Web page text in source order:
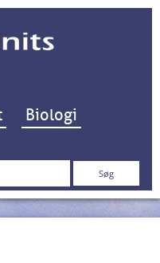
til indhold
Biologi